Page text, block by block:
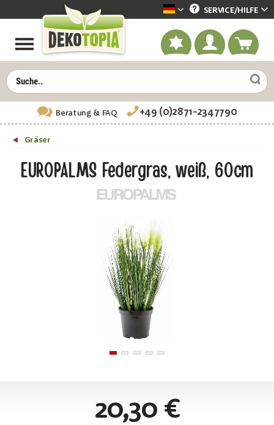
Dekotopia deutsch
SERVICE/HILFE
Beratung& FAQ +49 (0)2871-2347790
Gräser
EUROPALMS Federgras, weiß, 60cm
20,30 €